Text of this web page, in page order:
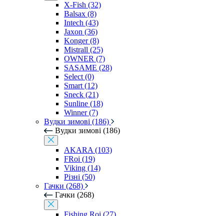
X-Fish (32)
Balsax (8)
Intech (43)
Jaxon (36)
Konger (8)
Mistrall (25)
OWNER (7)
SASAME (28)
Select (0)
Smart (12)
Sneck (21)
Sunline (18)
Winner (7)
Вудки зимові (186)
Вудки зимові (186)
AKARA (103)
FRoi (19)
Viking (14)
Різні (50)
Гачки (268)
Гачки (268)
Fishing Roi (27)